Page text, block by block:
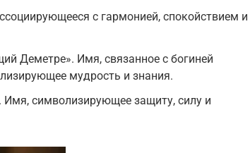
с гармонией, спокойствием и
Деметре». Имя, связанное с богиней
мудрость и знания.
Имя, символизирующее защиту, силу и